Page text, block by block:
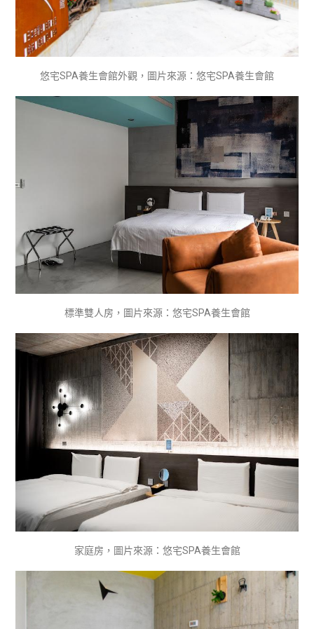
悠宅SPA養生會館外觀，圖片來源：悠宅SPA養生會館
標準雙人房，圖片來源：悠宅SPA養生會館
家庭房，圖片來源：悠宅SPA養生會館